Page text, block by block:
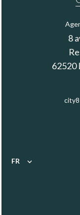
8
62520
FR